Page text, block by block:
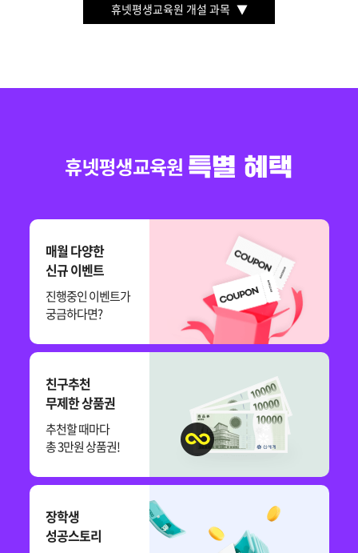
휴넷평생교육원 개설 과목
매월 다양한
신규 이벤트
진행중인 이벤트가
궁금하다면?
친구추천
무제한 상품권
추천할 때마다
총 3만원 상품권!
장학생
성공스토리